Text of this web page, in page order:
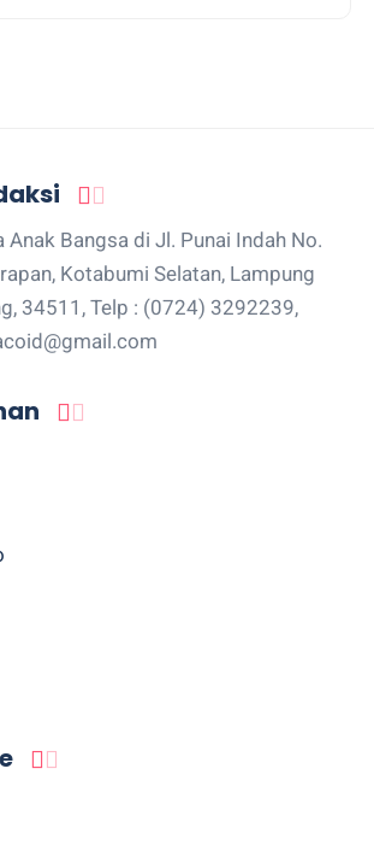
Anak Bangsa di Jl. Punai Indah No.
Kotabumi Selatan, Lampung
34511, Telp : (0724) 3292239,